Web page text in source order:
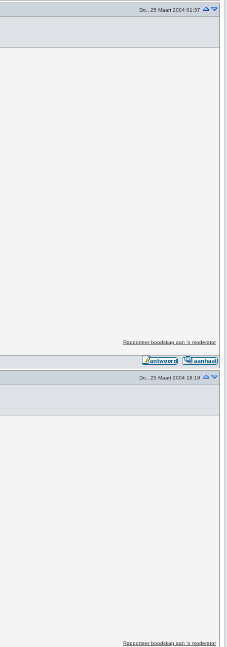
Do., 25 Maart 2004 01:37
Rapporteer boodskap aan 'n moderator
Do., 25 Maart 2004 18:19
Rapporteer boodskap aan 'n moderator